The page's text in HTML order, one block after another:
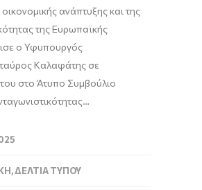
ανάπτυξης και της
της Ευρωπαϊκής
ο Υφυπουργός
Καλαφάτης σε
στο Άτυπο Συμβούλιο
,ΔΕΛΤΊΑ ΤΎΠΟΥ